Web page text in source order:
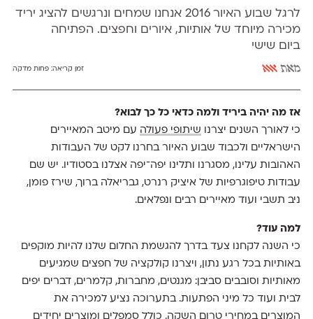
לרגל שבוע האיור 2016 אנחנו שמחים ונרגשים להציג יריד
מכירה מיוחד של אותיות, איורים וחפצים. הפתיחה
ביום שישי
מאת אאא זמן קריאה:פחות מדקה
אז מה יהיה ביריד ולמה כדאי כל כך לבוא?
כי לאורך השנים יצרנו שיתופי פעולה עם מיטב המאיירים
הישראליים ולכבוד שבוע האיור בחרנו לקט של העבודות
האהובות עלינו, מסגרנו ותלינו יפה־יפה אצלנו בסטודיו. יש שם
עבודות טיפוגרפיות של איציק רנרט, גבריאלה ברוך, שירז פומן,
ניב תשבי ועוד מאיירים רבים ונפלאים.
למה עוד?
כי השנה לקחנו צעד בדרך להגשמת החלום שלנו להיות מוקפים
באותיות בכל רגע נתון, ויצרנו קולקציה של חפצים שמגיעים
מאותיות וסובבים סביבן: מגנטים, מחברות, קלמרים, דברים יפים
לבית ועוד כל מיני הפתעות. בתערוכה נציע למכירה את
המוצרים במחירי טרום השקה. כולל סַמְפֵלִים ומוצרים יחידים